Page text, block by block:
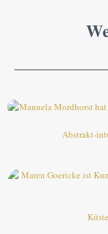
Abstrakt-